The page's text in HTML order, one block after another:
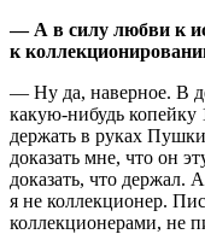
— А в силу любви к
к
— Ну да, наверное. В
какую-нибудь копейку
держать в руках
доказать мне, что он
доказать, что держал.
я не коллекционер.
коллекционерами, не